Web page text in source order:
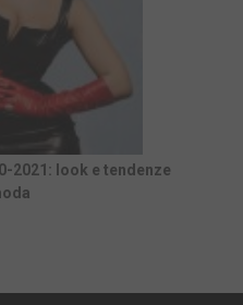
2021: look e tendenze